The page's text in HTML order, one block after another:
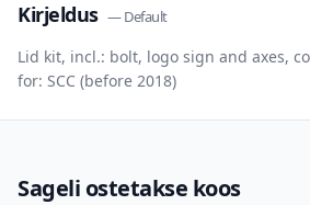
Kirjeldus —Default
Lid kit, incl.: bolt, logo sign and axes,
for: SCC (before 2018)
Sageli ostetakse koos